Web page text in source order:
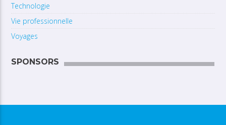
Technologie
Vie professionnelle
Voyages
SPONSORS